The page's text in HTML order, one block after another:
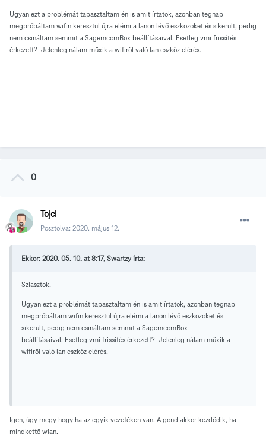
Ugyan ezt a problémát tapasztaltam én is amit írtatok, azonban tegnap
megpróbáltam wifin keresztül újra elérni a lanon lévő eszközöket és sikerült, pedig
nem csináltam semmit a SagemcomBox beállításaival. Esetleg vmi frissítés
érkezett? Jelenleg nálam műxik a wifiről való lan eszköz elérés.
0
Tojci
Posztolva: 2020. május 12.
Ekkor: 2020. 05. 10. at 8:17, Swartzy írta:
Sziasztok!
Ugyan ezt a problémát tapasztaltam én is amit írtatok, azonban tegnap
megpróbáltam wifin keresztül újra elérni a lanon lévő eszközöket és
sikerült, pedig nem csináltam semmit a SagemcomBox
beállításaival. Esetleg vmi frissítés érkezett? Jelenleg nálam műxik a
wifiről való lan eszköz elérés.
Igen, úgy megy hogy ha az egyik vezetéken van. A gond akkor kezdődik, ha
mindkettő wlan.